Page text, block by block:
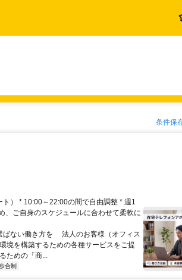
条件保
） * 10:00～22:00の間で自由調整 * 週1
ご自身のスケジュールに合わせて柔軟に
ばない働き方を 法人のお客様（オフィス
境を構築するための各種サービスをご提
ための「商...
合制